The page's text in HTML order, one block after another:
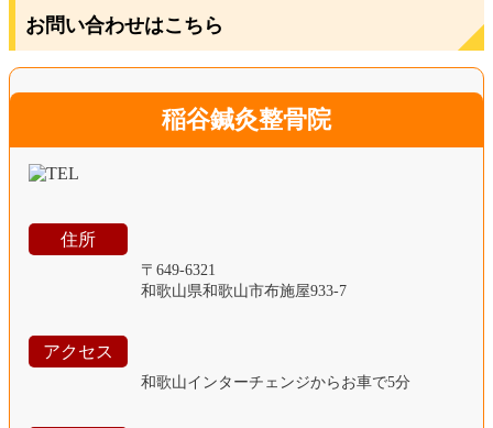
お問い合わせはこちら
稲谷鍼灸整骨院
住所
〒649-6321
和歌山県和歌山市布施屋933-7
アクセス
和歌山インターチェンジからお車で5分